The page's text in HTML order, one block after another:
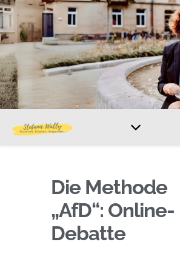
Die Methode
„AfD“: Online-
Debatte